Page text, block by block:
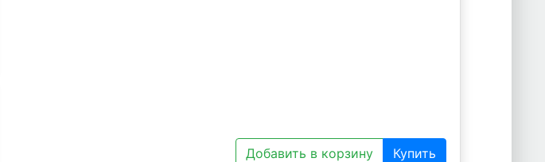
Добавить в корзину Купить